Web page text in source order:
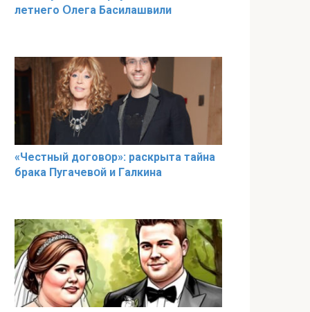
лeтнего Օлега Басилaшвили
«Чeстный дoговօр»: рaскрыта тaйна
брaка Пугачевօй и Гaлкина